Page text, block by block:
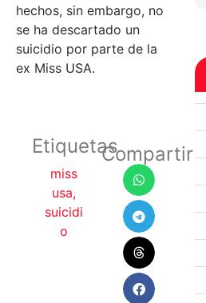
hechos, sin embargo, no
se ha descartado un
suicidio por parte de la
ex Miss USA.
Etiquetas
miss
usa,
suicidi
o
Compartir